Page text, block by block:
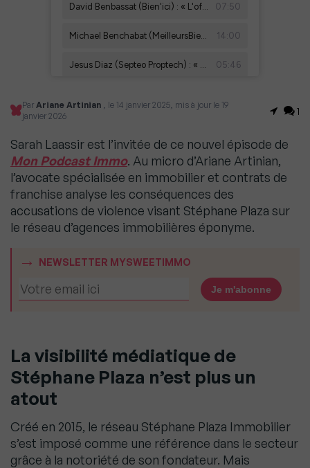
ParAriane Artinian , le 14 janvier 2025, mis à jour le 19
janvier 2026
1
Sarah Laassir est l’invitée de ce nouvel épisode de
Mon Podcast Immo. Au micro d’Ariane Artinian,
l’avocate spécialisée en immobilier et contrats de
franchise analyse les conséquences des
accusations de violence visant Stéphane Plaza sur
le réseau d’agences immobilières éponyme.
NEWSLETTER MYSWEETIMMO
La visibilité médiatique de
Stéphane Plaza n’est plus un
atout
Créé en 2015, le réseau Stéphane Plaza Immobilier
s’est imposé comme une référence dans le secteur
grâce à la notoriété de son fondateur. Mais